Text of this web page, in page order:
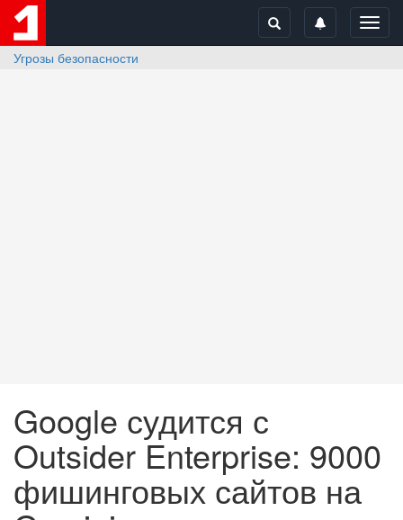
Угрозы безопасности
Google судится с
Outsider Enterprise: 9000
фишинговых сайтов на